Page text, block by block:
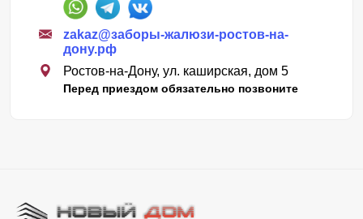
zakaz@заборы-жалюзи-ростов-на-
дону.рф
Ростов-на-Дону, ул. каширская, дом 5
Перед приездом обязательно позвоните